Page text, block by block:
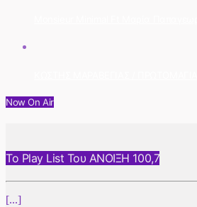
Now On Air
Το Play List Του ΑΝΟΙΞΗ 100,7
[...]